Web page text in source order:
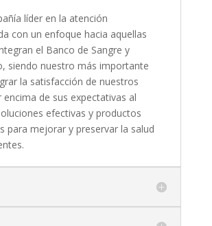
líder en la atención
con un enfoque hacia aquellas
el Banco de Sangre y
siendo nuestro más importante
la satisfacción de nuestros
encima de sus expectativas al
efectivas y productos
para mejorar y preservar la salud